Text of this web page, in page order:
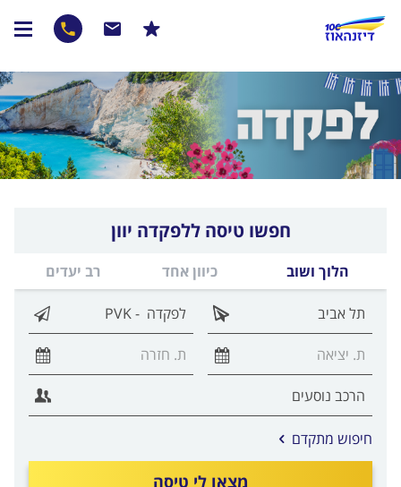
חפשו טיסה ללפקדה יוון
הלוך ושוב כיוון אחד רב יעדים
מצאו לי טיסה
חיפוש מתקדם אפשרויות
החיפוש
הנוספות